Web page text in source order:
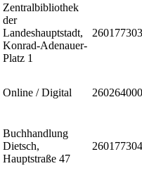
Zentralbibliothek
der
Landeshauptstadt,
Konrad-Adenauer-
Platz 1
Online / Digital
Buchhandlung
Dietsch,
Hauptstraße 47